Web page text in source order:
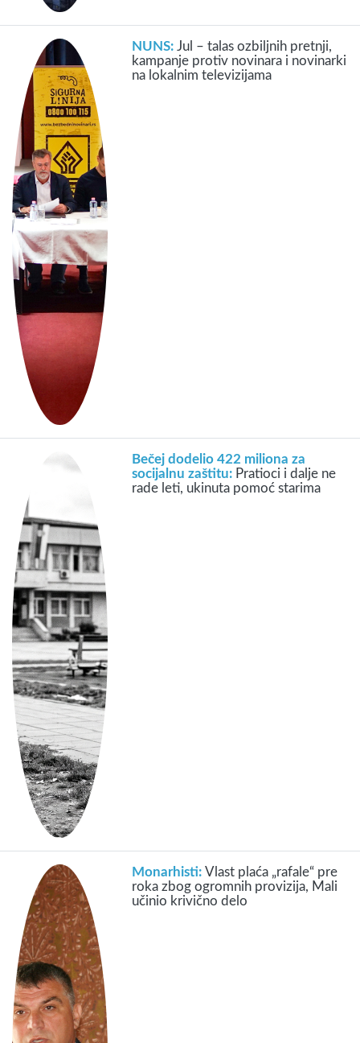
NUNS:Jul – talas ozbiljnih pretnji,
kampanje protiv novinara i novinarki
na lokalnim televizijama
Bečej dodelio 422 miliona za
socijalnu zaštitu: Pratioci i dalje ne
rade leti, ukinuta pomoć starima
Monarhisti:Vlast plaća „rafale“ pre
roka zbog ogromnih provizija, Mali
učinio krivično delo